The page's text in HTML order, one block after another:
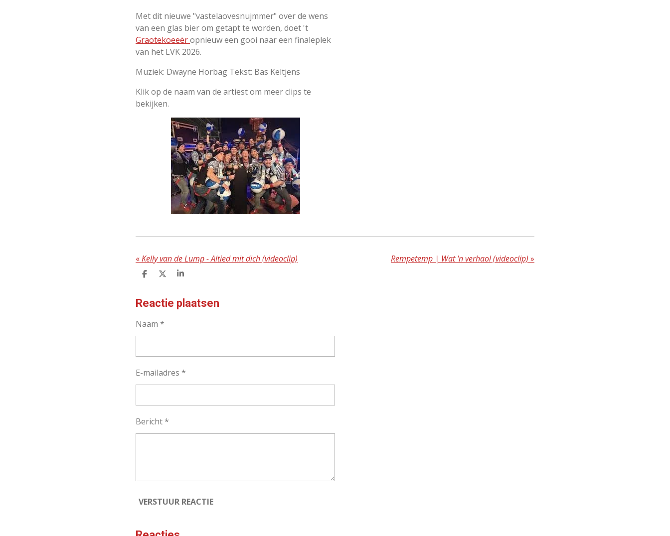
Met dit nieuwe "vastelaovesnujmmer" over de wens
van een glas bier om getapt te worden, doet 't
Graotekoeeëropnieuw een gooi naar een finaleplek
van het LVK 2026.
Muziek: Dwayne Horbag Tekst: Bas Keltjens
Klik op de naam van de artiest om meer clips te
bekijken.
«Kelly van de Lump - Altied mit dich (videoclip) Rempetemp | Wat 'n verhaol (videoclip) »
D
E
N
D
L
S
R
E
Reactie plaatsen
Naam *
E-mailadres *
Bericht *
VERSTUUR REACTIE